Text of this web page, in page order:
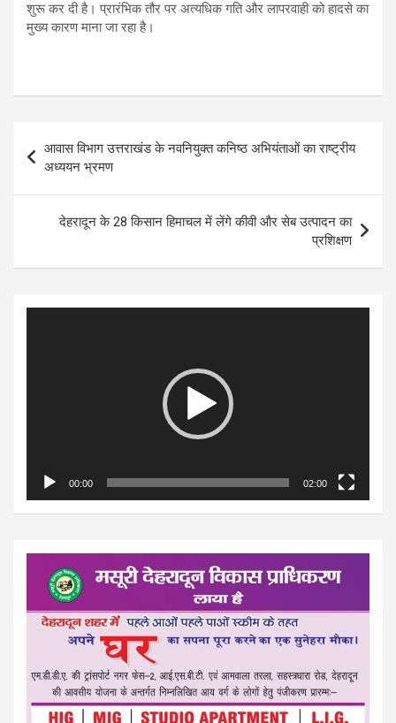
शुरू कर दी है। प्रारंभिक तौर पर अत्यधिक गति और लापरवाही को हादसे का
मुख्य कारण माना जा रहा है।
navigation
आवास विभाग उत्तराखंड के नवनियुक्त कनिष्ठ अभियंताओं का राष्ट्रीय
अध्ययन भ्रमण
देहरादून के 28 किसान हिमाचल में लेंगे कीवी और सेब उत्पादन का
प्रशिक्षण
00:00 02:00